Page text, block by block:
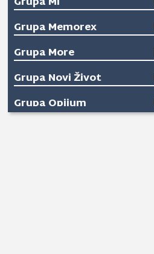
Grupa Memorex
Grupa More
Grupa Novi Život
Grupa Opijum